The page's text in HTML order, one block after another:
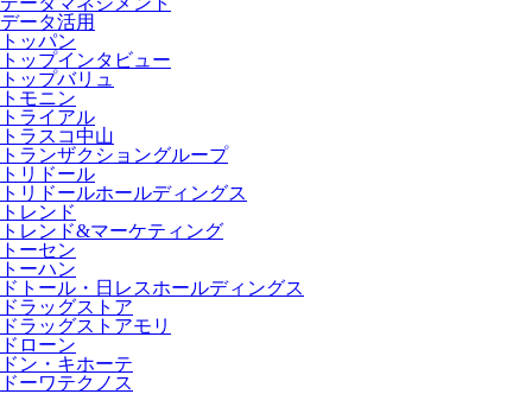
データ活用
トッパン
トップインタビュー
トップバリュ
トモニン
トライアル
トラスコ中山
トランザクショングループ
トリドール
トリドールホールディングス
トレンド
トレンド&マーケティング
トーセン
トーハン
ドトール・日レスホールディングス
ドラッグストア
ドラッグストアモリ
ドローン
ドン・キホーテ
ドーワテクノス